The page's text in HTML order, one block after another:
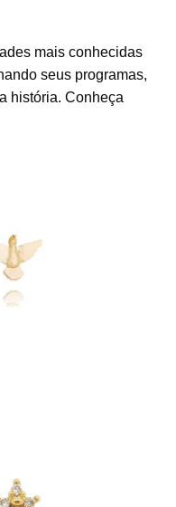
mais conhecidas
seus programas,
história. Conheça